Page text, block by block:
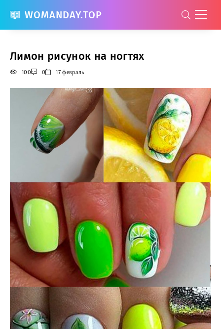
WOMANDAY.TOP
Лимон рисунок на ногтях
100 0 17 февраль